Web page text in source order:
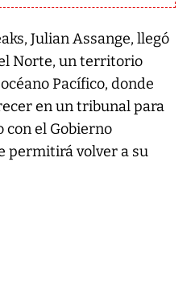
Julian Assange, llegó
Norte, un territorio
Pacífico, donde
en un tribunal para
el Gobierno
permitirá volver a su